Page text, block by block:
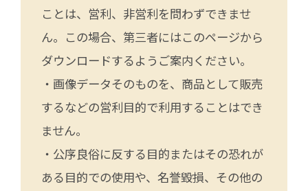
ことは、営利、非営利を問わずできませ
ん。この場合、第三者にはこのページから
ダウンロードするようご案内ください。
・画像データそのものを、商品として販売
するなどの営利目的で利用することはでき
ません。
・公序良俗に反する目的またはその恐れが
ある目的での使用や、名誉毀損、その他の